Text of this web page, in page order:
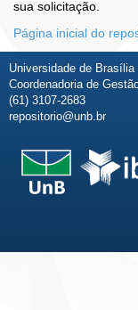
sua solicitação.
Página inicial do
Universidade de
Coordenadoria de
(61) 3107-2683
repositorio@unb.br